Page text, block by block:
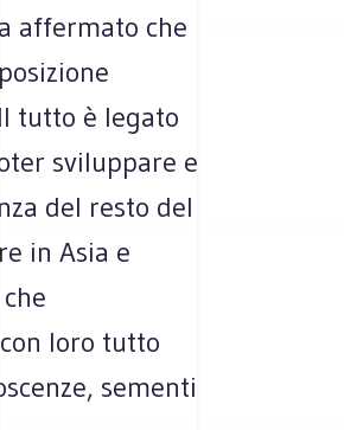
affermato che
tutto è legato
sviluppare e
del resto del
in Asia e
loro tutto
sementi